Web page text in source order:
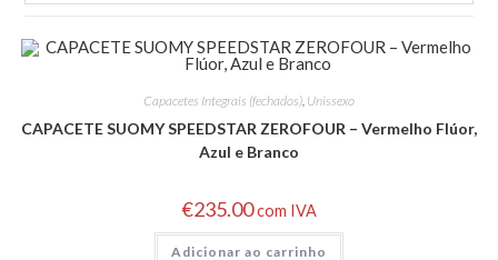
Capacetes Integrais (fechados), Unissexo
CAPACETE SUOMY SPEEDSTAR ZEROFOUR – Vermelho Flúor,
Azul e Branco
€235.00com IVA
Adicionar ao carrinho